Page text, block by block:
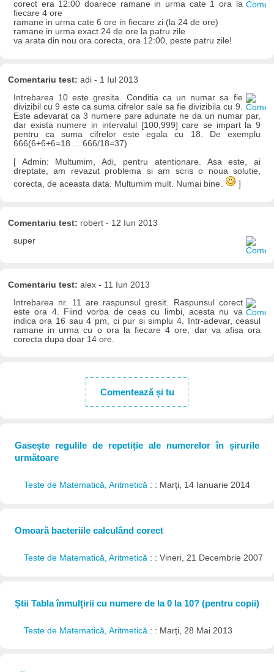
corect era 12:00 doarece ramane in urma cate 1 ora la
fiecare 4 ore
ramane in urma cate 6 ore in fiecare zi (la 24 de ore)
ramane in urma exact 24 de ore la patru zile
va arata din nou ora corecta, ora 12:00, peste patru zile!
Comentariu test: adi - 1 Iul 2013
Intrebarea 10 este gresita. Conditia ca un numar sa fie
divizibil cu 9 este ca suma cifrelor sale sa fie divizibila cu 9.
Este adevarat ca 3 numere pare adunate ne da un numar par,
dar exista numere in intervalul [100,999] care se impart la 9
pentru ca suma cifrelor este egala cu 18. De exemplu
666(6+6+6=18 ... 666/18=37)
[ Admin: Multumim, Adi, pentru atentionare. Asa este, ai
dreptate, am revazut problema si am scris o noua solutie,
corecta, de aceasta data. Multumim mult. Numai bine.
]
Comentariu test: robert - 12 Iun 2013
super
Comentariu test: alex - 11 Iun 2013
Intrebarea nr. 11 are raspunsul gresit. Raspunsul corect
este ora 4. Fiind vorba de ceas cu limbi, acesta nu va
indica ora 16 sau 4 pm, ci pur si simplu 4. Intr-adevar, ceasul
ramane in urma cu o ora la fiecare 4 ore, dar va afisa ora
corecta dupa doar 14 ore.
Comentează și tu
Gasește regulile de repetiție ale numerelor în șirurile
următoare
Teste de Matematică, Aritmetică : : Marți, 14 Ianuarie 2014
Omoară bacteriile calculând corect
Teste de Matematică, Aritmetică : : Vineri, 21 Decembrie 2007
Știi Tabla înmulțirii cu numere de la 0 la 10? (pentru copii)
Teste de Matematică, Aritmetică : : Marți, 28 Mai 2013